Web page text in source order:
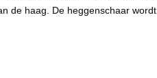
de haag. De heggenschaar wordt